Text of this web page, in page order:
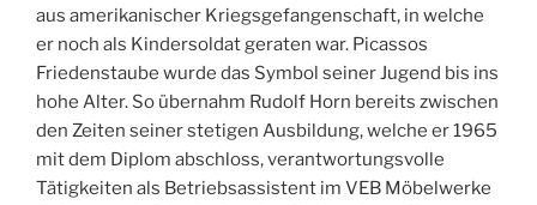
aus amerikanischer Kriegsgefangenschaft, in welche
er noch als Kindersoldat geraten war. Picassos
Friedenstaube wurde das Symbol seiner Jugend bis ins
hohe Alter. So übernahm Rudolf Horn bereits zwischen
den Zeiten seiner stetigen Ausbildung, welche er 1965
mit dem Diplom abschloss, verantwortungsvolle
Tätigkeiten als Betriebsassistent im VEB Möbelwerke